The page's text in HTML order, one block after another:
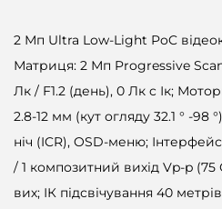
2 Мп Ultra Low-Light PoC
Матриця: 2 Мп Progressive
Лк / F1.2 (день), 0 Лк c Ік;
2.8-12 мм (кут огляду 32.1 ° -98
ніч (ICR), OSD-меню;
/ 1 композитний вихід Vp-p (75
вих; ІК підсвічування 40